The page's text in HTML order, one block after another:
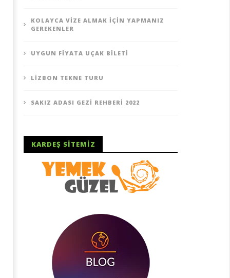
07
KOLAYCA VIZE ALMAK İÇIN YAPMANIZ
GEREKENLER
UYGUN FIYATA UÇAK BILETI
LIZBON TEKNE TURU
SAKIZ ADASI GEZI REHBERI 2022
KARDEŞ SITEMIZ